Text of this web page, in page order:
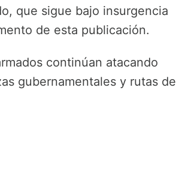
que sigue bajo insurgencia
de esta publicación.
continúan atacando
gubernamentales y rutas de